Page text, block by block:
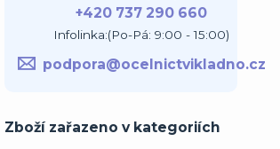
+420 737 290 660
Infolinka:(Po-Pá: 9:00 - 15:00)
podpora@ocelnictvikladno.cz
Zboží zařazeno v kategoriích